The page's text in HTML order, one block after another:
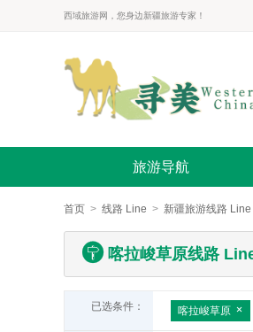
西域旅游网，您身边新疆旅游专家！
旅游导航
首页 > 线路 Line > 新疆旅游线路 Line
喀拉峻草原线路
已选条件： 喀拉峻草原